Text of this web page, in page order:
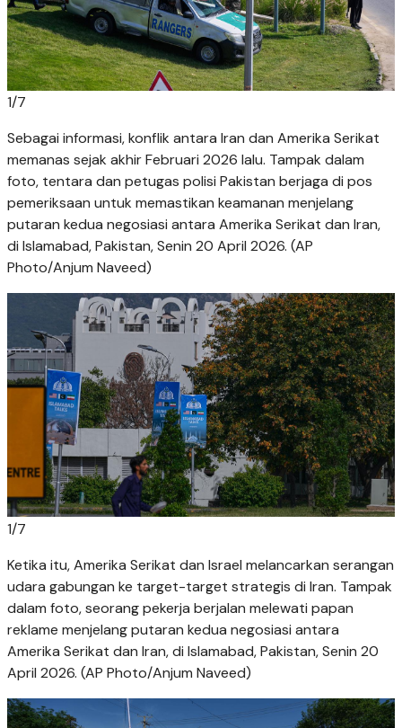
1/7
Sebagai informasi, konflik antara Iran dan Amerika Serikat
memanas sejak akhir Februari 2026 lalu. Tampak dalam
foto, tentara dan petugas polisi Pakistan berjaga di pos
pemeriksaan untuk memastikan keamanan menjelang
putaran kedua negosiasi antara Amerika Serikat dan Iran,
di Islamabad, Pakistan, Senin 20 April 2026. (AP
Photo/Anjum Naveed)
1/7
Ketika itu, Amerika Serikat dan Israel melancarkan serangan
udara gabungan ke target-target strategis di Iran. Tampak
dalam foto, seorang pekerja berjalan melewati papan
reklame menjelang putaran kedua negosiasi antara
Amerika Serikat dan Iran, di Islamabad, Pakistan, Senin 20
April 2026. (AP Photo/Anjum Naveed)